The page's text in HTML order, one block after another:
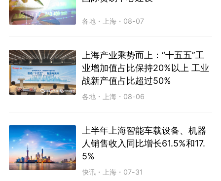
各地 ・ 上海 ・ 08-07
上海产业乘势而上：“十五五”工
业增加值占比保持20%以上 工业
战新产值占比超过50%
各地 ・ 上海 ・ 08-06
上半年上海智能车载设备、机器
人销售收入同比增长61.5%和17.
5%
快讯 ・ 上海 ・ 07-31